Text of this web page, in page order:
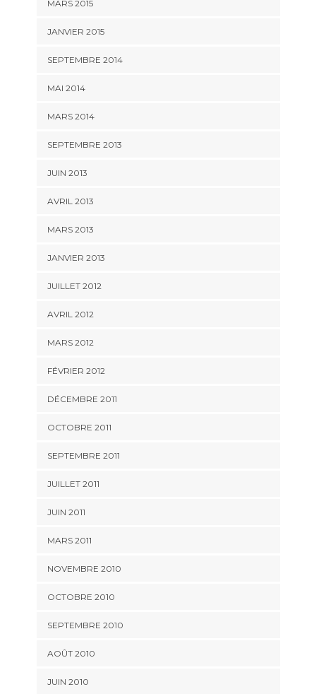
MARS 2015
JANVIER 2015
SEPTEMBRE 2014
MAI 2014
MARS 2014
SEPTEMBRE 2013
JUIN 2013
AVRIL 2013
MARS 2013
JANVIER 2013
JUILLET 2012
AVRIL 2012
MARS 2012
FÉVRIER 2012
DÉCEMBRE 2011
OCTOBRE 2011
SEPTEMBRE 2011
JUILLET 2011
JUIN 2011
MARS 2011
NOVEMBRE 2010
OCTOBRE 2010
SEPTEMBRE 2010
AOÛT 2010
JUIN 2010